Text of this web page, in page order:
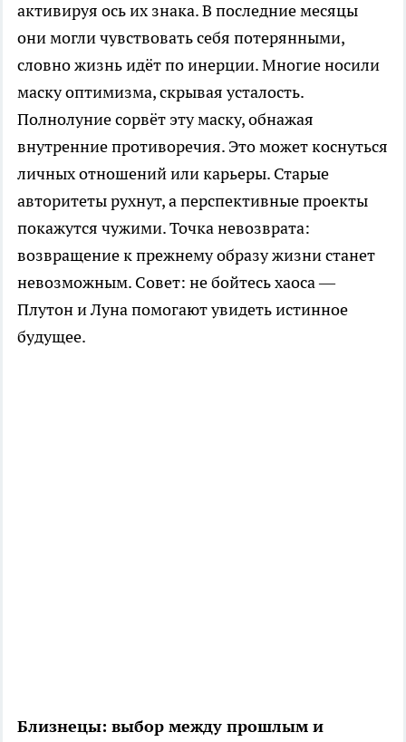
активируя ось их знака. В последние месяцы
они могли чувствовать себя потерянными,
словно жизнь идёт по инерции. Многие носили
маску оптимизма, скрывая усталость.
Полнолуние сорвёт эту маску, обнажая
внутренние противоречия. Это может коснуться
личных отношений или карьеры. Старые
авторитеты рухнут, а перспективные проекты
покажутся чужими. Точка невозврата:
возвращение к прежнему образу жизни станет
невозможным. Совет: не бойтесь хаоса —
Плутон и Луна помогают увидеть истинное
будущее.
Близнецы: выбор между прошлым и